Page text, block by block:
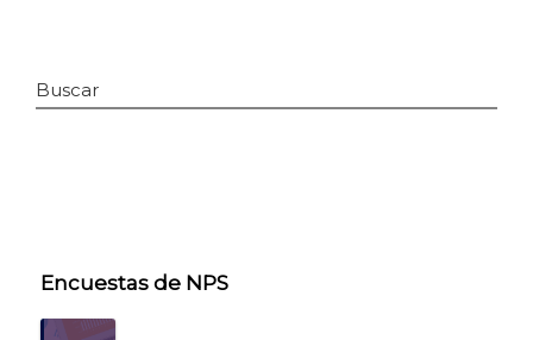
INICIO
CÓMO FUNCIONA
Buscar
Encuestas de NPS